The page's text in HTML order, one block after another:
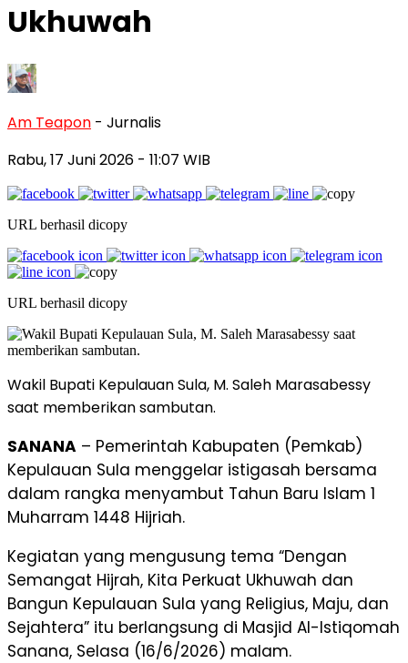
Ukhuwah
Am Teapon - Jurnalis
Rabu, 17 Juni 2026 - 11:07 WIB
URL berhasil dicopy
URL berhasil dicopy
Wakil Bupati Kepulauan Sula, M. Saleh Marasabessy
saat memberikan sambutan.
SANANA – Pemerintah Kabupaten (Pemkab)
Kepulauan Sula menggelar istigasah bersama
dalam rangka menyambut Tahun Baru Islam 1
Muharram 1448 Hijriah.
Kegiatan yang mengusung tema “Dengan
Semangat Hijrah, Kita Perkuat Ukhuwah dan
Bangun Kepulauan Sula yang Religius, Maju, dan
Sejahtera” itu berlangsung di Masjid Al-Istiqomah
Sanana, Selasa (16/6/2026) malam.